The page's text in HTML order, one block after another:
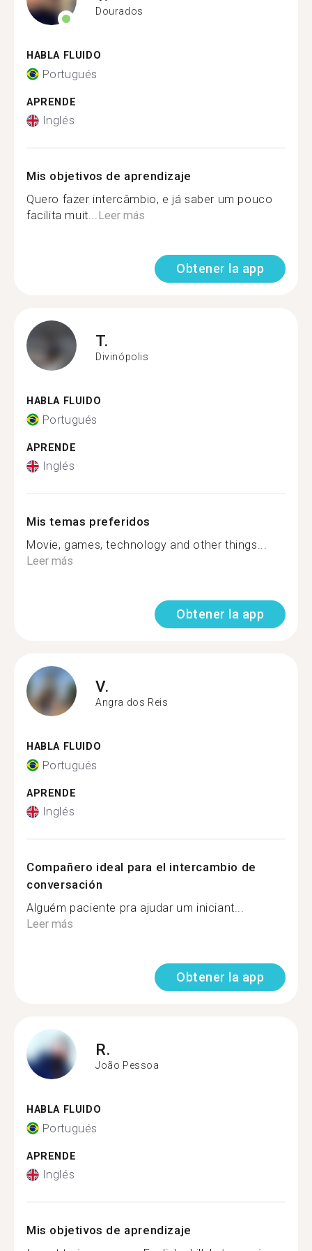
Dourados
HABLA FLUIDO
Portugués
APRENDE
Inglés
Mis objetivos de aprendizaje
Quero fazer intercâmbio, e já saber um pouco
facilita muit...Leer más
Obtener la app
T.
Divinópolis
HABLA FLUIDO
Portugués
APRENDE
Inglés
Mis temas preferidos
Movie, games, technology and other things...
Leer más
Obtener la app
V.
Angra dos Reis
HABLA FLUIDO
Portugués
APRENDE
Inglés
Compañero ideal para el intercambio de
conversación
Alguém paciente pra ajudar um iniciant...
Leer más
Obtener la app
R.
João Pessoa
HABLA FLUIDO
Portugués
APRENDE
Inglés
Mis objetivos de aprendizaje